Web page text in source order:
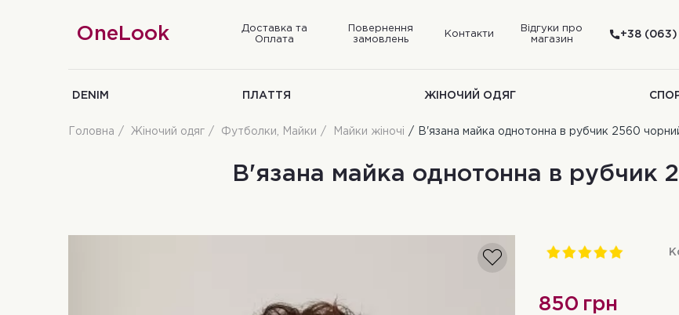
OneLook
Доставка та
Оплата
Повернення
замовлень
Контакти
Відгуки про
магазин
+38
DENIM ПЛАТТЯ ЖІНОЧИЙ ОДЯГ
Головна Жіночий одяг Футболки, Майки Майки жіночі В'язана майка однотонна в рубчик 2560
В'язана майка однотонна в рубчик
850 грн